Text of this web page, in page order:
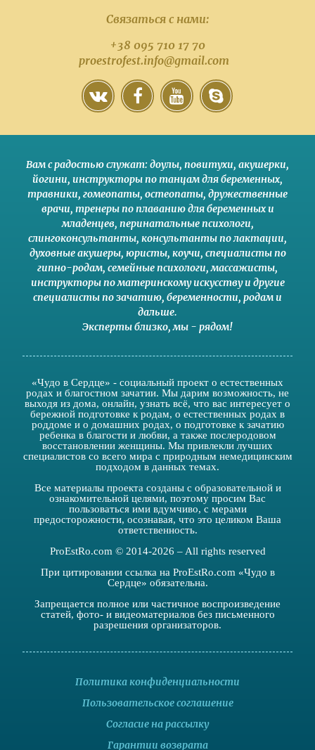
Связаться с нами:
+38 095 710 17 70
proestrofest.info@gmail.com
Вам с радостью служат:доулы, повитухи, акушерки,
йогини, инструкторы по танцам для беременных,
травники, гомеопаты, остеопаты, дружественные
врачи, тренеры по плаванию для беременных и
младенцев, перинатальные психологи,
слингоконсультанты, консультанты по лактации,
духовные акушеры, юристы, коучи, специалисты по
гипно-родам, семейные психологи,массажисты,
инструкторы по материнскому искусствуи другие
специалисты по зачатию, беременности, родами
дальше.
Эксперты близко,мы - рядом!
«Чудо в Сердце» - социальный проект о естественных
родах и благостном зачатии. Мы дарим возможность, не
выходя из дома, онлайн, узнать всё, что вас интересует о
бережной подготовке к родам, о естественных родах в
роддоме и о домашних родах, о подготовке к зачатию
ребенка в благости и любви, а также послеродовом
восстановлении женщины. Мы привлекли лучших
специалистов со всего мира с природным немедицинским
подходом в данных темах.
Все материалы проекта созданы с образовательной и
ознакомительной целями, поэтому просим Вас
пользоваться ими вдумчиво, с мерами
предосторожности, осознавая, что это целиком Ваша
ответственность.
ProEstRo.com © 2014-2026 – All rights reserved
При цитировании ссылка на ProEstRo.com «Чудо в
Сердце» обязательна.
Запрещается полное или частичное воспроизведение
статей, фото- и видеоматериалов без письменного
разрешения организаторов.
Политика конфиденциальности
Пользовательское соглашение
Согласие на рассылку
Гарантии возврата